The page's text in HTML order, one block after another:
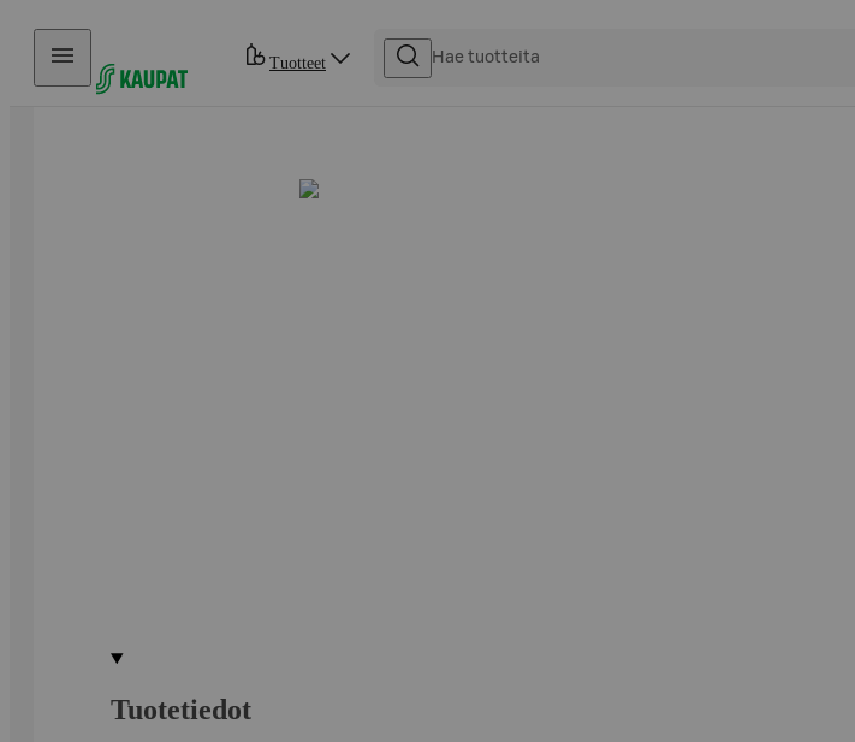
Hyppää sisältöön
Tuotteet
Tuotetiedot